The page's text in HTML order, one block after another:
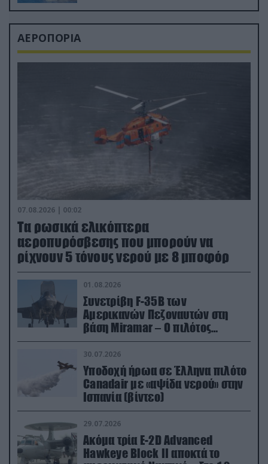
ΑΕΡΟΠΟΡΙΑ
07.08.2026 | 00:02
Τα ρωσικά ελικόπτερα
αεροπυρόσβεσης που μπορούν να
ρίχνουν 5 τόνους νερού με 8 μποφόρ
01.08.2026
Συνετρίβη F-35B των
Αμερικανών Πεζοναυτών στη
βάση Miramar – Ο πιλότος
εκτινάχθηκε εγκαίρως
30.07.2026
Υποδοχή ήρωα σε Έλληνα πιλότο
Canadair με «αψίδα νερού» στην
Ισπανία (βίντεο)
29.07.2026
Ακόμα τρία E-2D Advanced
Hawkeye Block II αποκτά το